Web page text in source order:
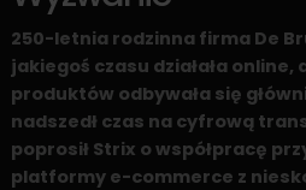
‍250-letnia rodzinna firma De
jakiegoś czasu działała online,
produktów odbywała się
nadszedł czas na cyfrową
poprosił Strix o współpracę
platformy e-commerce z